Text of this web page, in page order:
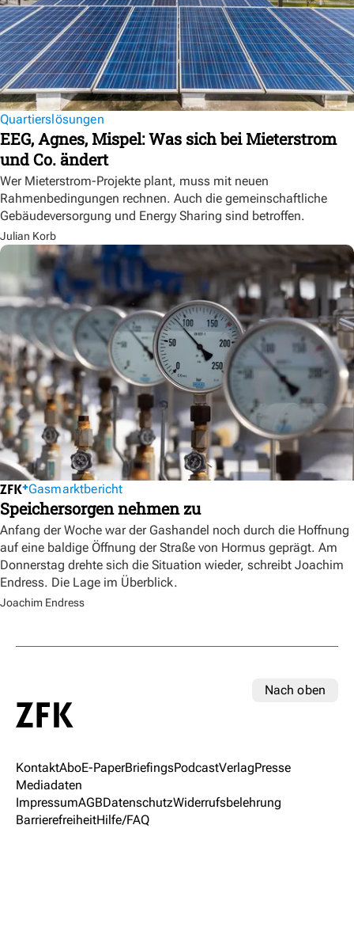
Quartierslösungen
EEG, Agnes, Mispel: Was sich bei Mieterstrom
und Co. ändert
Wer Mieterstrom-Projekte plant, muss mit neuen
Rahmenbedingungen rechnen. Auch die gemeinschaftliche
Gebäudeversorgung und Energy Sharing sind betroffen.
Julian Korb
Gasmarktbericht
Speichersorgen nehmen zu
Anfang der Woche war der Gashandel noch durch die Hoffnung
auf eine baldige Öffnung der Straße von Hormus geprägt. Am
Donnerstag drehte sich die Situation wieder, schreibt Joachim
Endress. Die Lage im Überblick.
Joachim Endress
Nach oben
KontaktAboE-PaperBriefingsPodcastVerlagPresse
Mediadaten
ImpressumAGBDatenschutzWiderrufsbelehrung
BarrierefreiheitHilfe/FAQ